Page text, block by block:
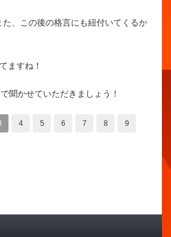
た、この後の格言にも紐付いてくるか
ますね！
聞かせていただきましょう！
4 5 6 7 8 9